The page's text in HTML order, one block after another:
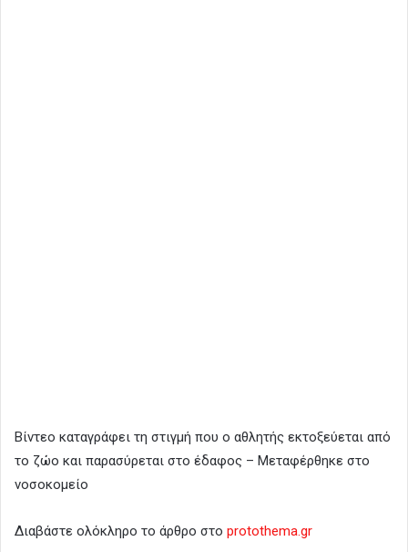
Βίντεο καταγράφει τη στιγμή που ο αθλητής εκτοξεύεται από
το ζώο και παρασύρεται στο έδαφος – Μεταφέρθηκε στο
νοσοκομείο
Διαβάστε ολόκληρο το άρθρο στο protothema.gr